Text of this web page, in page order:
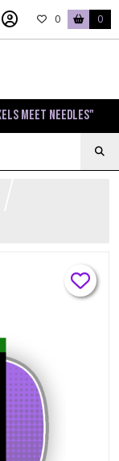
0 0
meet needles"